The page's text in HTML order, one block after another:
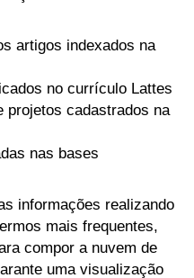
artigos indexados na
no currículo Lattes
projetos cadastrados na
nas bases
informações realizando
mais frequentes,
compor a nuvem de
uma visualização